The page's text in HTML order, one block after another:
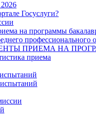
Госуслуги?
на программы
профессионального
ПРИЕМА НА
приема